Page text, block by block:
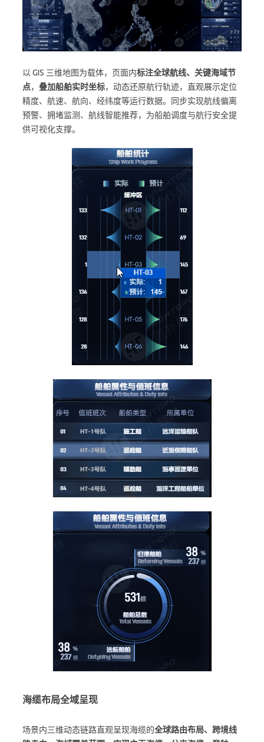
以 GIS 三维地图为载体，页面内标注全球航线、关键海域节
点， 叠加船舶实时坐标，动态还原航行轨迹，直观展示定位
精度、航速、航向、经纬度等运行数据。同步实现航线偏离
预警、拥堵监测、航线智能推荐，为船舶调度与航行安全提
供可视化支撑。
海缆布局全域呈现
场景内三维动态链路直观呈现海缆的全球路由布局、跨境线